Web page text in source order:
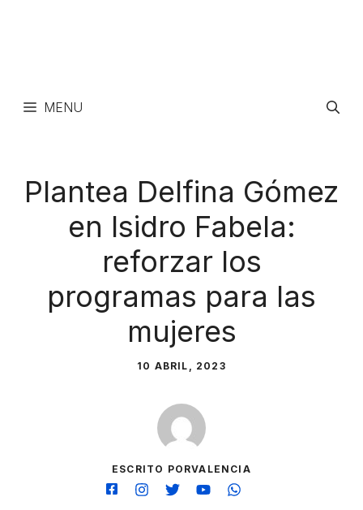
MENU
Plantea Delfina Gómez
en Isidro Fabela:
reforzar los
programas para las
mujeres
10 ABRIL, 2023
ESCRITO PORVALENCIA